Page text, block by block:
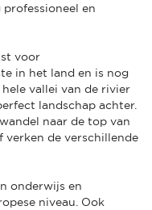
en
voor
in het land en is nog
vallei van de rivier
landschap achter.
naar de top van
de verschillende
onderwijs en
niveau. Ook